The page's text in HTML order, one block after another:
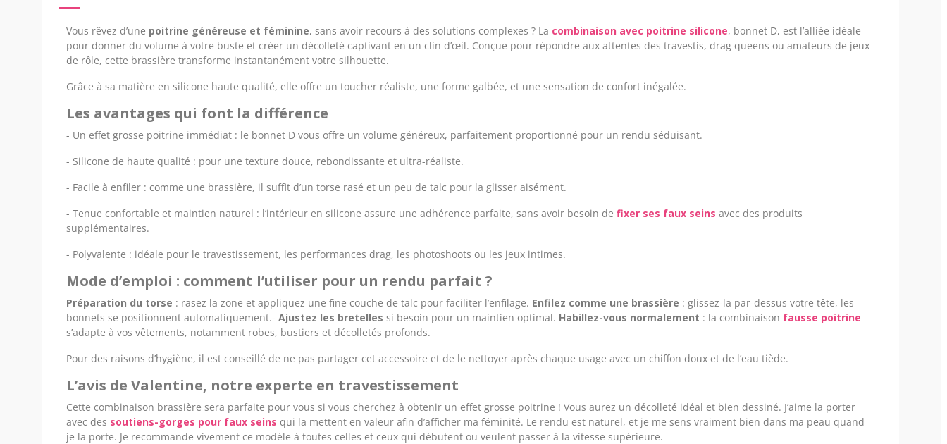
Vous rêvez d’une poitrine généreuse et féminine, sans avoir recours à des solutions complexes ? La combinaison avec poitrine silicone, bonnet D, est l’alliée idéale
pour donner du volume à votre buste et créer un décolleté captivant en un clin d’œil. Conçue pour répondre aux attentes des travestis, drag queens ou amateurs de jeux
de rôle, cette brassière transforme instantanément votre silhouette.
Grâce à sa matière en silicone haute qualité, elle offre un toucher réaliste, une forme galbée, et une sensation de confort inégalée.
Les avantages qui font la différence
- Un effet grosse poitrine immédiat : le bonnet D vous offre un volume généreux, parfaitement proportionné pour un rendu séduisant.
- Silicone de haute qualité : pour une texture douce, rebondissante et ultra-réaliste.
- Facile à enfiler : comme une brassière, il suffit d’un torse rasé et un peu de talc pour la glisser aisément.
- Tenue confortable et maintien naturel : l’intérieur en silicone assure une adhérence parfaite, sans avoir besoin de fixer ses faux seins avec des produits
supplémentaires.
- Polyvalente : idéale pour le travestissement, les performances drag, les photoshoots ou les jeux intimes.
Mode d’emploi : comment l’utiliser pour un rendu parfait ?
Préparation du torse : rasez la zone et appliquez une fine couche de talc pour faciliter l’enfilage. Enfilez comme une brassière : glissez-la par-dessus votre tête, les
bonnets se positionnent automatiquement.- Ajustez les bretelles si besoin pour un maintien optimal. Habillez-vous normalement : la combinaison fausse poitrine
s’adapte à vos vêtements, notamment robes, bustiers et décolletés profonds.
Pour des raisons d’hygiène, il est conseillé de ne pas partager cet accessoire et de le nettoyer après chaque usage avec un chiffon doux et de l’eau tiède.
L’avis de Valentine, notre experte en travestissement
Cette combinaison brassière sera parfaite pour vous si vous cherchez à obtenir un effet grosse poitrine ! Vous aurez un décolleté idéal et bien dessiné. J’aime la porter
avec des soutiens-gorges pour faux seins qui la mettent en valeur afin d’afficher ma féminité. Le rendu est naturel, et je me sens vraiment bien dans ma peau quand
je la porte. Je recommande vivement ce modèle à toutes celles et ceux qui débutent ou veulent passer à la vitesse supérieure.